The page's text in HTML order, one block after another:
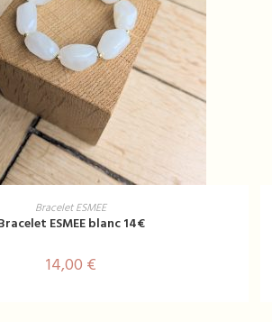
AJOUTER AU PANIER
Bracelet ESMEE
ESMEE blanc 14€
14,00 €